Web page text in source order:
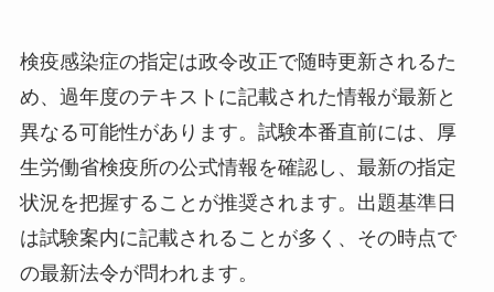
検疫感染症の指定は政令改正で随時更新されるた
め、過年度のテキストに記載された情報が最新と
異なる可能性があります。試験本番直前には、厚
生労働省検疫所の公式情報を確認し、最新の指定
状況を把握することが推奨されます。出題基準日
は試験案内に記載されることが多く、その時点で
の最新法令が問われます。